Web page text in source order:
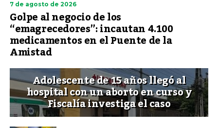
7 de agosto de 2026
Golpe al negocio de los
“emagrecedores”: incautan 4.100
medicamentos en el Puente de la
Amistad
Adolescente de 15 años llegó al
hospital con un aborto en curso y
Fiscalía investiga el caso